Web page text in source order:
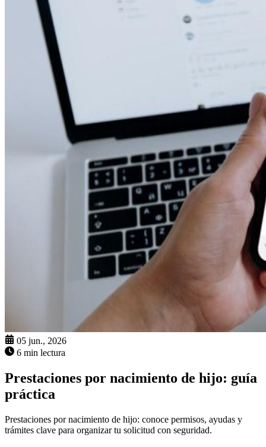
05 jun., 2026
6 min lectura
Prestaciones por nacimiento de hijo: guía
práctica
Prestaciones por nacimiento de hijo: conoce permisos, ayudas y
trámites clave para organizar tu solicitud con seguridad.